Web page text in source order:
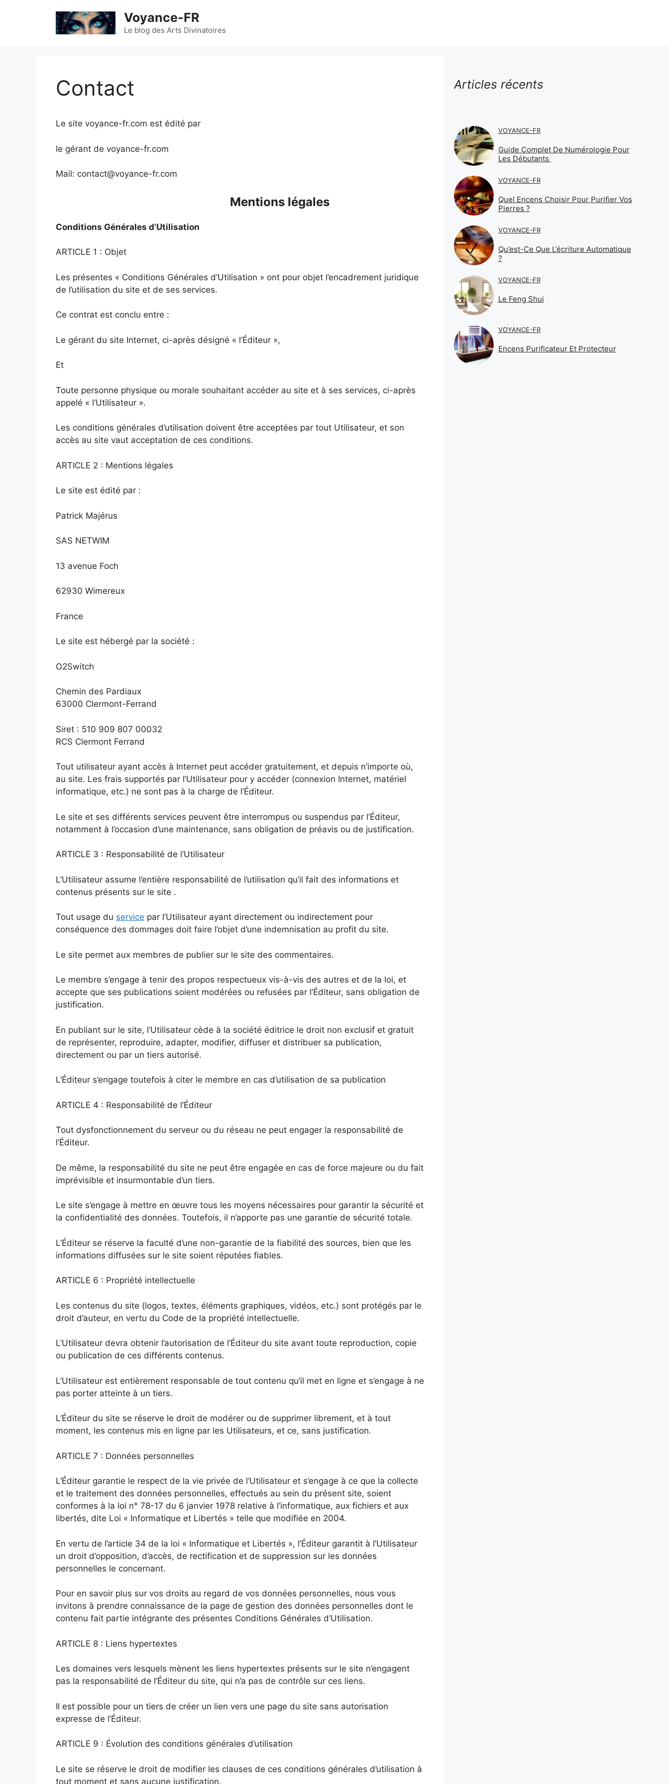
Voyance-FR
Le blog des Arts Divinatoires
Contact
Le site voyance-fr.com est édité par
le gérant de voyance-fr.com
Mail: contact@voyance-fr.com
Mentions légales
Conditions Générales d’Utilisation
ARTICLE 1 : Objet
Les présentes « Conditions Générales d’Utilisation » ont pour objet l’encadrement juridique
de l’utilisation du site et de ses services.
Ce contrat est conclu entre :
Le gérant du site Internet, ci-après désigné « l’Éditeur »,
Et
Toute personne physique ou morale souhaitant accéder au site et à ses services, ci-après
appelé « l’Utilisateur ».
Les conditions générales d’utilisation doivent être acceptées par tout Utilisateur, et son
accès au site vaut acceptation de ces conditions.
ARTICLE 2 : Mentions légales
Le site est édité par :
Patrick Majérus
SAS NETWIM
13 avenue Foch
62930 Wimereux
France
Le site est hébergé par la société :
O2Switch
Chemin des Pardiaux
63000 Clermont-Ferrand
Siret : 510 909 807 00032
RCS Clermont Ferrand
Tout utilisateur ayant accès à Internet peut accéder gratuitement, et depuis n’importe où,
au site. Les frais supportés par l’Utilisateur pour y accéder (connexion Internet, matériel
informatique, etc.) ne sont pas à la charge de l’Éditeur.
Le site et ses différents services peuvent être interrompus ou suspendus par l’Éditeur,
notamment à l’occasion d’une maintenance, sans obligation de préavis ou de justification.
ARTICLE 3 : Responsabilité de l’Utilisateur
L’Utilisateur assume l’entière responsabilité de l’utilisation qu’il fait des informations et
contenus présents sur le site .
Tout usage du service par l’Utilisateur ayant directement ou indirectement pour
conséquence des dommages doit faire l’objet d’une indemnisation au profit du site.
Le site permet aux membres de publier sur le site des commentaires.
Le membre s’engage à tenir des propos respectueux vis-à-vis des autres et de la loi, et
accepte que ses publications soient modérées ou refusées par l’Éditeur, sans obligation de
justification.
En publiant sur le site, l’Utilisateur cède à la société éditrice le droit non exclusif et gratuit
de représenter, reproduire, adapter, modifier, diffuser et distribuer sa publication,
directement ou par un tiers autorisé.
L’Éditeur s’engage toutefois à citer le membre en cas d’utilisation de sa publication
ARTICLE 4 : Responsabilité de l’Éditeur
Tout dysfonctionnement du serveur ou du réseau ne peut engager la responsabilité de
l’Éditeur.
De même, la responsabilité du site ne peut être engagée en cas de force majeure ou du fait
imprévisible et insurmontable d’un tiers.
Le site s’engage à mettre en œuvre tous les moyens nécessaires pour garantir la sécurité et
la confidentialité des données. Toutefois, il n’apporte pas une garantie de sécurité totale.
L’Éditeur se réserve la faculté d’une non-garantie de la fiabilité des sources, bien que les
informations diffusées sur le site soient réputées fiables.
ARTICLE 6 : Propriété intellectuelle
Les contenus du site (logos, textes, éléments graphiques, vidéos, etc.) sont protégés par le
droit d’auteur, en vertu du Code de la propriété intellectuelle.
L’Utilisateur devra obtenir l’autorisation de l’Éditeur du site avant toute reproduction, copie
ou publication de ces différents contenus.
L’Utilisateur est entièrement responsable de tout contenu qu’il met en ligne et s’engage à ne
pas porter atteinte à un tiers.
L’Éditeur du site se réserve le droit de modérer ou de supprimer librement, et à tout
moment, les contenus mis en ligne par les Utilisateurs, et ce, sans justification.
ARTICLE 7 : Données personnelles
L’Éditeur garantie le respect de la vie privée de l’Utilisateur et s’engage à ce que la collecte
et le traitement des données personnelles, effectués au sein du présent site, soient
conformes à la loi n° 78-17 du 6 janvier 1978 relative à l’informatique, aux fichiers et aux
libertés, dite Loi « Informatique et Libertés » telle que modifiée en 2004.
En vertu de l’article 34 de la loi « Informatique et Libertés », l’Éditeur garantit à l’Utilisateur
un droit d’opposition, d’accès, de rectification et de suppression sur les données
personnelles le concernant.
Pour en savoir plus sur vos droits au regard de vos données personnelles, nous vous
invitons à prendre connaissance de la page de gestion des données personnelles dont le
contenu fait partie intégrante des présentes Conditions Générales d’Utilisation.
ARTICLE 8 : Liens hypertextes
Les domaines vers lesquels mènent les liens hypertextes présents sur le site n’engagent
pas la responsabilité de l’Éditeur du site, qui n’a pas de contrôle sur ces liens.
Il est possible pour un tiers de créer un lien vers une page du site sans autorisation
expresse de l’Éditeur.
ARTICLE 9 : Évolution des conditions générales d’utilisation
Le site se réserve le droit de modifier les clauses de ces conditions générales d’utilisation à
tout moment et sans aucune justification.
Articles récents
VOYANCE-FR
Guide Complet De Numérologie Pour
Les Débutants
VOYANCE-FR
Quel Encens Choisir Pour Purifier Vos
Pierres ?
VOYANCE-FR
Qu’est-Ce Que L’écriture Automatique
?
VOYANCE-FR
Le Feng Shui
VOYANCE-FR
Encens Purificateur Et Protecteur